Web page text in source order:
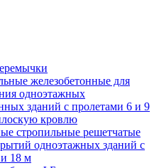
железобетонные для
одноэтажных
зданий с пролетами 6 и 9
кровлю
стропильные решетчатые
одноэтажных зданий с
18 м